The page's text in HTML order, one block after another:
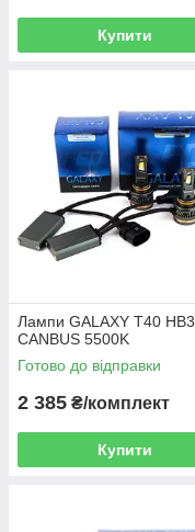
Купити
Лампи GALAXY T40 HB3
CANBUS 5500K
Готово до відправки
2 385 ₴/комплект
Купити